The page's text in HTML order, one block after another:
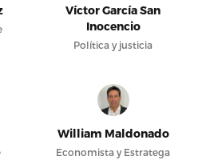
Víctor García San
Inocencio
Política y justicia
William Maldonado
Economista y Estratega